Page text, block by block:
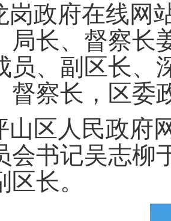
岗政府在线网
局长、督察长
员、副区长、
督察长，区委
山区人民政府
会书记吴志柳
区长。